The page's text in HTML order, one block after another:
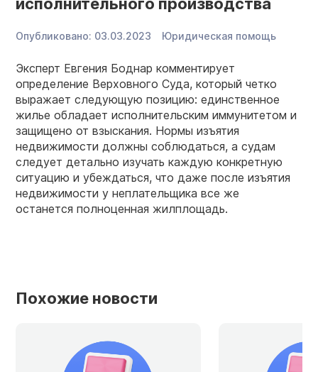
Опубликовано: 03.03.2023 Юридическая помощь
Эксперт Евгения Боднар комментирует
определение Верховного Суда, который четко
выражает следующую позицию: единственное
жилье обладает исполнительским иммунитетом и
защищено от взыскания. Нормы изъятия
недвижимости должны соблюдаться, а судам
следует детально изучать каждую конкретную
ситуацию и убеждаться, что даже после изъятия
недвижимости у неплательщика все же
останется полноценная жилплощадь.
Похожие новости